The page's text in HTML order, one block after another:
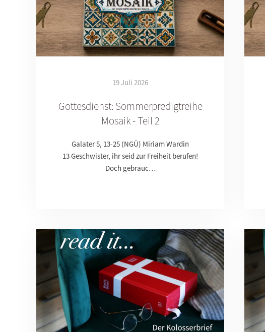
19 Juli 2026
Gottesdienst: Sommerpredigtreihe
Mosaik - Teil 2
Galater 5, 13-25 (NGÜ) Miriam Wardin
13 Geschwister, ihr seid zur Freiheit berufen!
Doch gebrauc…